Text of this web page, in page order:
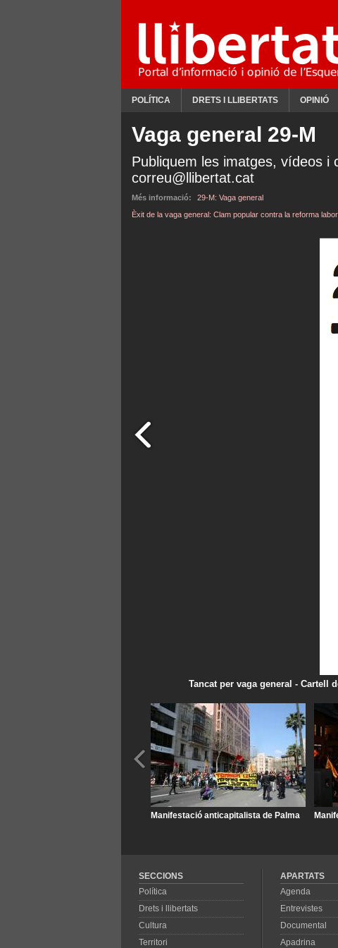
POLÍTICA DRETS I LLIBERTATS OPINIÓ
Vaga general 29-M
Publiquem les imatges, vídeos i
correu@llibertat.cat
Més informació:
29-M: Vaga general
Èxit de la vaga general: Clam popular contra la reforma
Tancat per vaga general - Cartell
Manifestació anticapitalista de Palma
SECCIONS
Política
Drets i llibertats
Cultura
Territori
APARTATS
Agenda
Entrevistes
Documental
Apadrina